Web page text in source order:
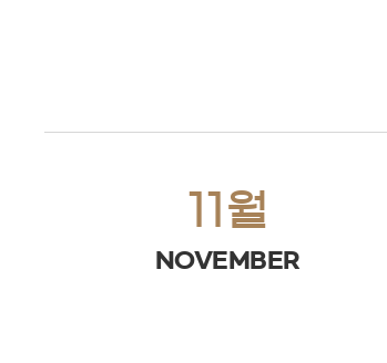
11월
NOVEMBER